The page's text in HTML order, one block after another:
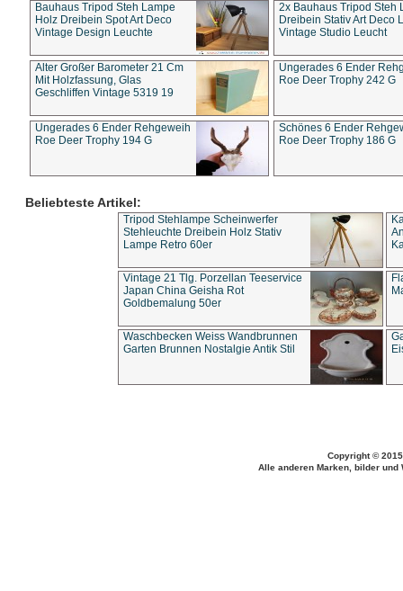
Bauhaus Tripod Steh Lampe
Holz Dreibein Spot Art Deco
Vintage Design Leuchte
2x Bauhaus Tripod Steh
Dreibein Stativ Art Deco
Vintage Studio Leucht
Alter Großer Barometer 21 Cm
Mit Holzfassung, Glas
Geschliffen Vintage 5319 19
Ungerades 6 Ender
Roe Deer Trophy 242 G
Ungerades 6 Ender Rehgeweih
Roe Deer Trophy 194 G
Schönes 6 Ender
Roe Deer Trophy 186 G
Beliebteste Artikel:
Tripod Stehlampe Scheinwerfer
Stehleuchte Dreibein Holz Stativ
Lampe Retro 60er
Vintage 21 Tlg. Porzellan Teeservice
Japan China Geisha Rot
Goldbemalung 50er
Waschbecken Weiss Wandbrunnen
Garten Brunnen Nostalgie Antik Stil
Copyright ©
Alle anderen Marken, bilder und